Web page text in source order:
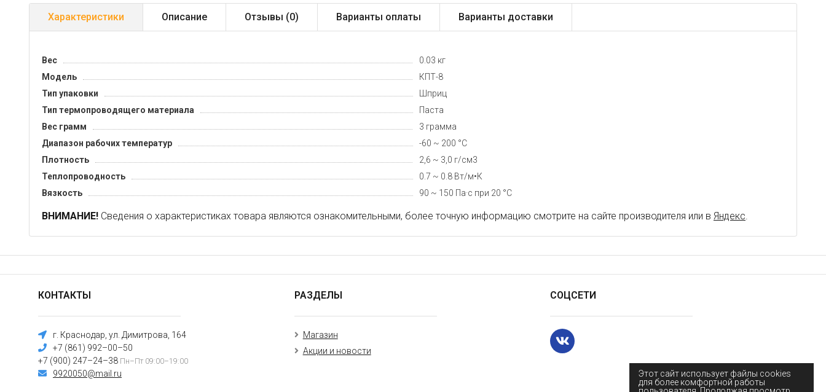
Этот сайт использует файлы cookies
для более комфортной работы
Характеристики Описание Отзывы (0) Варианты оплаты Варианты доставки
Вес
0.03 кг
Модель
КПТ-8
Тип упаковки
Шприц
Тип термопроводящего материала
Паста
Вес грамм
3 грамма
Диапазон рабочих температур
-60 ~ 200 °C
Плотность
2,6 ~ 3,0 г/см3
Теплопроводность
0.7 ~ 0.8 Вт/м•К
Вязкость
90 ~ 150 Па·с при 20 °C
ВНИМАНИЕ! Сведения о характеристиках товара являются ознакомительными, более точную информацию смотрите на сайте производителя или в Яндекс.
КОНТАКТЫ
г. Краснодар, ул. Димитрова, 164
+7 (861) 992–00–50
+7 (900) 247–24–38 Пн–Пт 09:00–19:00
9920050@mail.ru
РАЗДЕЛЫ
Магазин
Акции и новости
СОЦСЕТИ